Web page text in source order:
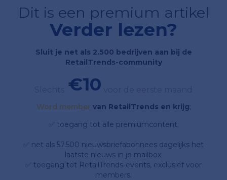
Dit is een premium artikel
Verder lezen?
Sluit je net als 2.500 bedrijven aan bij de
RetailTrends-community
€10
Word member van RetailTrends en krijg;
✅ toegang tot alle premiumcontent;
✅ net als 57.500 nieuwsbriefabonnees dagelijks het
laatste nieuws in je mailbox;
✅ toegang tot RetailTrends-events, exclusief voor
members.